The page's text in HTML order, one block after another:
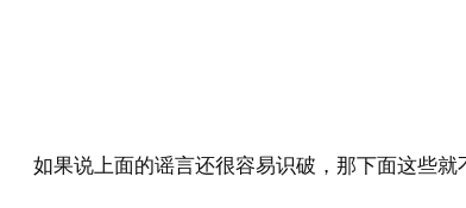
如果说上面的谣言还很容易识破，那下面这些就